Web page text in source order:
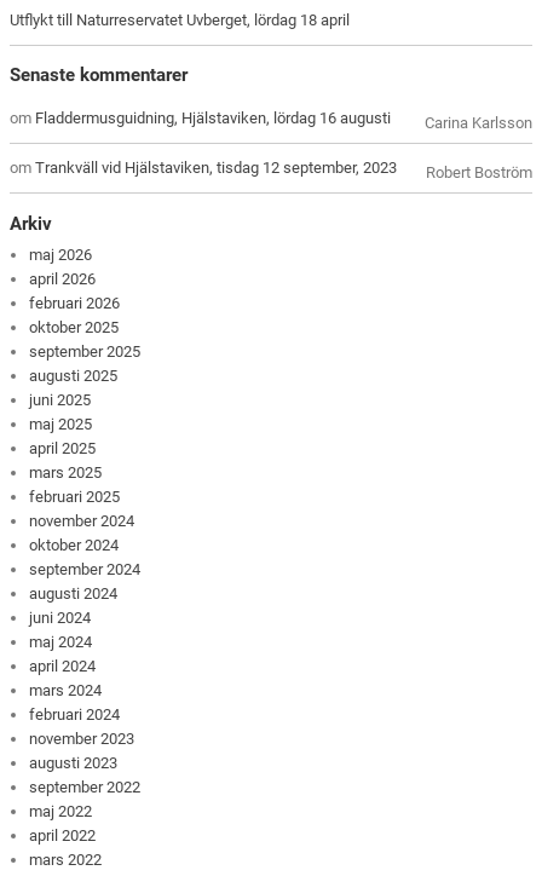
Utflykt till Naturreservatet Uvberget, lördag 18 april
Senaste kommentarer
Carina Karlsson
om Fladdermusguidning, Hjälstaviken, lördag 16 augusti
Robert Boström
omTrankväll vid Hjälstaviken, tisdag 12 september, 2023
Arkiv
maj 2026
april 2026
februari 2026
oktober 2025
september 2025
augusti 2025
juni 2025
maj 2025
april 2025
mars 2025
februari 2025
november 2024
oktober 2024
september 2024
augusti 2024
juni 2024
maj 2024
april 2024
mars 2024
februari 2024
november 2023
augusti 2023
september 2022
maj 2022
april 2022
mars 2022